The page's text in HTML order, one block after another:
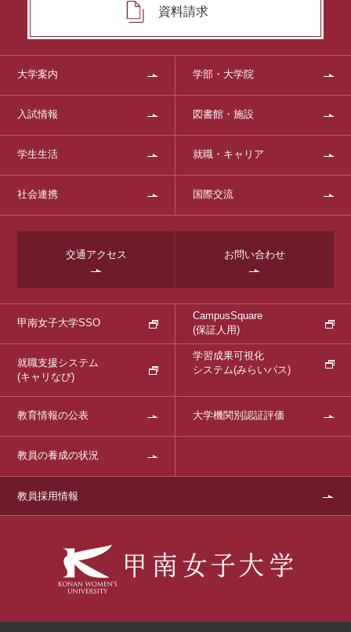
資料請求
大学案内 学部・大学院
入試情報 図書館・施設
学生生活 就職・キャリア
社会連携 国際交流
交通アクセス お問い合わせ
甲南女子大学SSO
CampusSquare
(保証人用)
就職支援システム
(キャリなび)
学習成果可視化
システム(みらいパス)
教育情報の公表 大学機関別認証評価
教員の養成の状況
教員採用情報